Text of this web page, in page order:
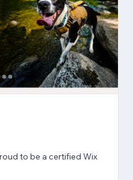
to be a certified Wix